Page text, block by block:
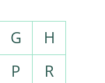
G
H
P
R